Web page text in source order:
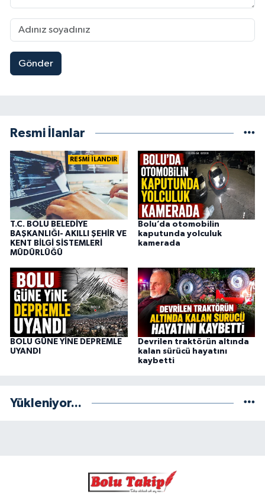
Gönder
Resmi İlanlar
RESMİ İLANDIR
T.C. BOLU BELEDİYE
BAŞKANLIĞI- AKILLI ŞEHİR VE
KENT BİLGİ SİSTEMLERİ
MÜDÜRLÜĞÜ
Bolu’da otomobilin
kaputunda yolculuk
kamerada
BOLU GÜNE YİNE DEPREMLE
UYANDI
Devrilen traktörün altında
kalan sürücü hayatını
kaybetti
Yükleniyor...